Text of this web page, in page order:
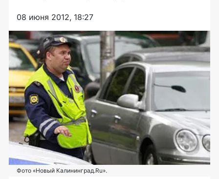
08 июня 2012, 18:27
Фото «Новый Калининград.Ru».